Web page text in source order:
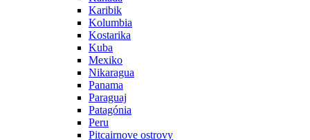
Karibik
Kolumbia
Kostarika
Kuba
Mexiko
Nikaragua
Panama
Paraguaj
Patagónia
Peru
Pitcairnove ostrovy